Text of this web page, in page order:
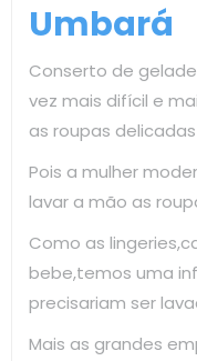
Umbará
Conserto de
vez mais difícil e
as roupas
Pois a mulher
lavar a mão as
Como as
bebe,temos uma
precisariam ser
Mais as grandes